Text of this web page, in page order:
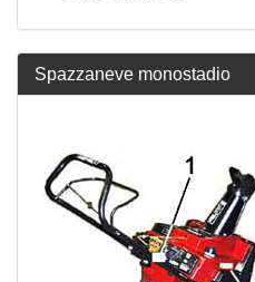
Spazzaneve monostadio